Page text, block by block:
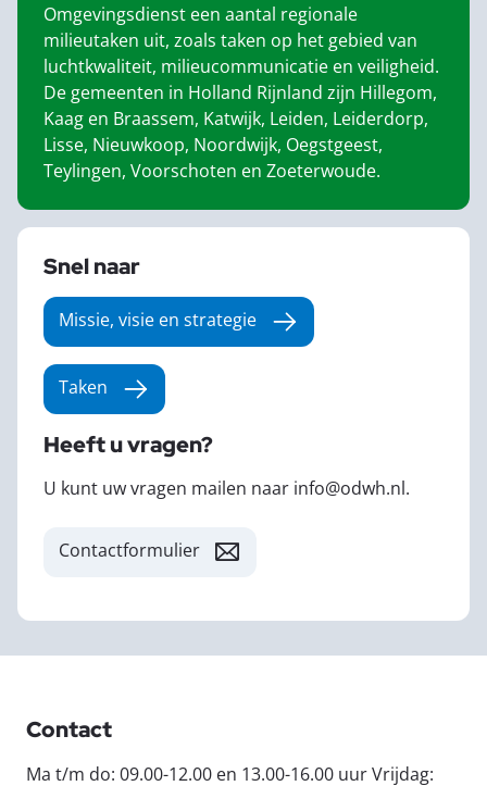
Omgevingsdienst een aantal regionale
milieutaken uit, zoals taken op het gebied van
luchtkwaliteit, milieucommunicatie en veiligheid.
De gemeenten in Holland Rijnland zijn Hillegom,
Kaag en Braassem, Katwijk, Leiden, Leiderdorp,
Lisse, Nieuwkoop, Noordwijk, Oegstgeest,
Teylingen, Voorschoten en Zoeterwoude.
Snel naar
Missie, visie en strategie
Taken
Heeft u vragen?
U kunt uw vragen mailen naar info@odwh.nl.
Contactformulier
Contact
Ma t/m do: 09.00-12.00 en 13.00-16.00 uur Vrijdag: